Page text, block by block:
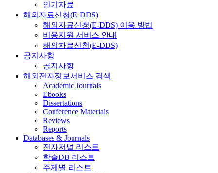
인기자료
해외자료신청(E-DDS)
해외자료신청(E-DDS) 이용 방법
비용지원 서비스 안내
해외자료신청(E-DDS)
공지사항
공지사항
해외전자정보서비스 검색
Academic Journals
Ebooks
Dissertations
Conference Materials
Reviews
Reports
Databases & Journals
전자저널 리스트
학술DB 리스트
주제별 리스트